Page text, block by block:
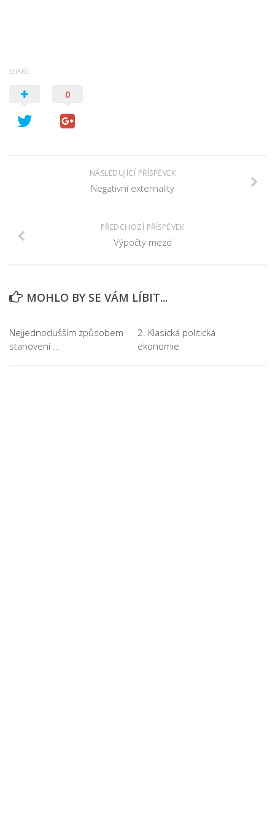
SHARE
0
NÁSLEDUJÍCÍ PŘÍSPĚVEK
Negativní externality
PŘEDCHOZÍ PŘÍSPĚVEK
Výpočty mezd
MOHLO BY SE VÁM LÍBIT...
Nejjednodušším způsobem
stanovení …
2. Klasická politická
ekonomie